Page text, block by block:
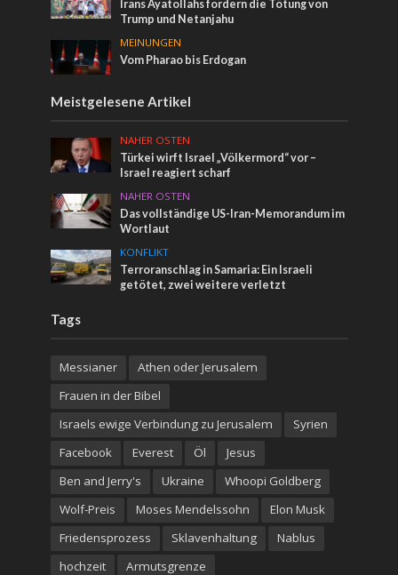
Irans Ayatollahs fordern die Tötung von
Trump und Netanjahu
MEINUNGEN
Vom Pharao bis Erdogan
Meistgelesene Artikel
NAHER OSTEN
Türkei wirft Israel „Völkermord“ vor –
Israel reagiert scharf
NAHER OSTEN
Das vollständige US-Iran-Memorandum im
Wortlaut
KONFLIKT
Terroranschlag in Samaria: Ein Israeli
getötet, zwei weitere verletzt
Tags
Messianer
Athen oder Jerusalem
Frauen in der Bibel
Israels ewige Verbindung zu Jerusalem
Syrien
Facebook
Everest Öl
Jesus
Ben and Jerry's
Ukraine
Whoopi Goldberg
Wolf-Preis
Moses Mendelssohn
Elon Musk
Friedensprozess
Sklavenhaltung
Nablus
hochzeit
Armutsgrenze